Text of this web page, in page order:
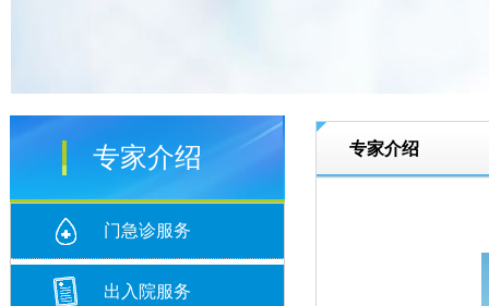
专家介绍
门急诊服务
出入院服务
专家介绍